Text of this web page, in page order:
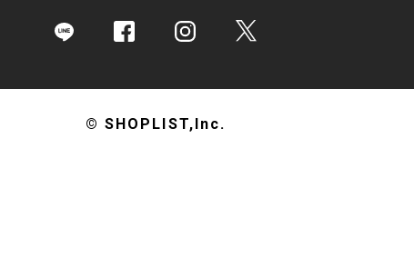
© SHOPLIST,Inc.